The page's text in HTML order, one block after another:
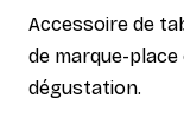
Accessoire de
de marque-
dégustation.